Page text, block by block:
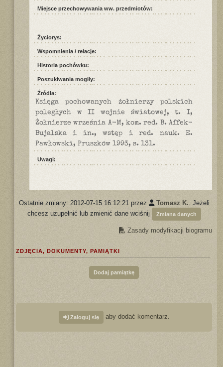
Miejsce przechowywania ww. przedmiotów:
Życiorys:
Wspomnienia / relacje:
Historia pochówku:
Poszukiwania mogiły:
Źródła:
Księga pochowanych żołnierzy polskich
poległych w II wojnie światowej, t. I,
Żołnierze września A-M, kom. red. B. Affek-
Bujalska i in., wstęp i red. nauk. E.
Pawłowski, Pruszków 1993, s. 131.
Uwagi:
Ostatnie zmiany: 2012-07-15 16:12:21 przez Tomasz K.. Jeżeli
chcesz uzupełnić lub zmienić dane wciśnij
Zmiana danych
Zasady modyfikacji biogramu
ZDJĘCIA, DOKUMENTY, PAMIĄTKI
Dodaj pamiątkę
Zaloguj się aby dodać komentarz.